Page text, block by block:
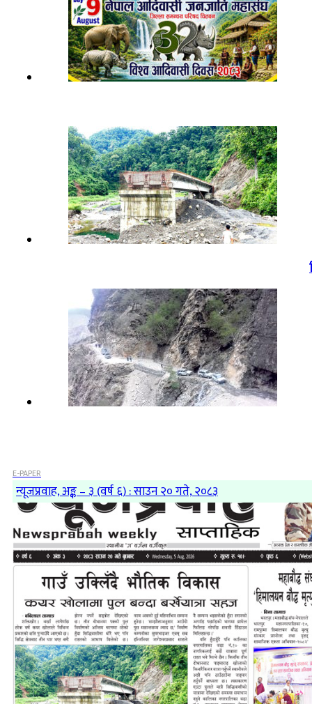
E-PAPER
न्यूजप्रवाह, अङ्क – ३ (वर्ष ६) : साउन २० गते, २०८३